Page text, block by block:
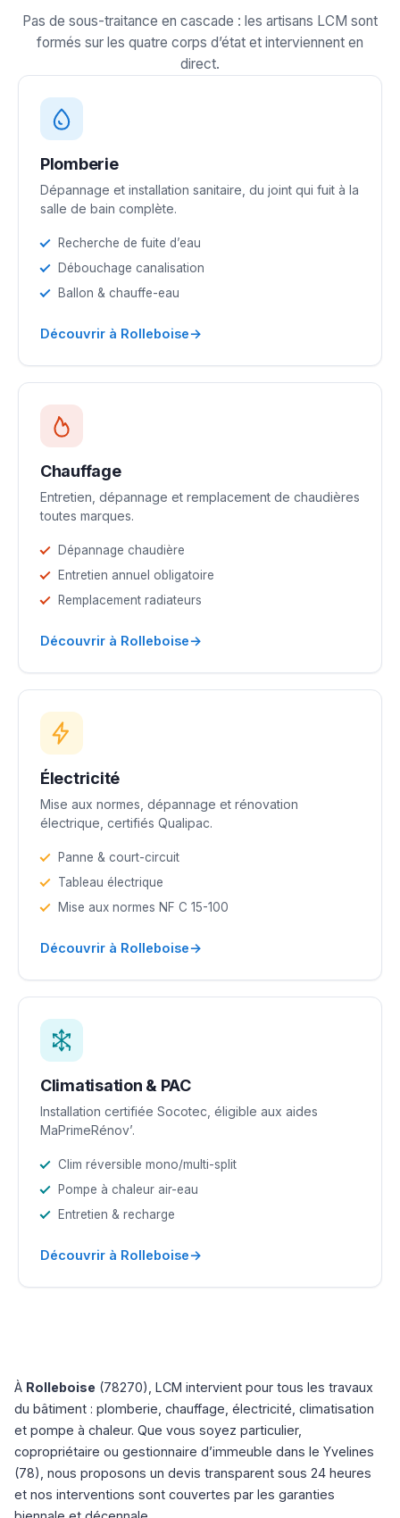
Pas de sous-traitance en cascade : les artisans LCM sont
formés sur les quatre corps d’état et interviennent en
direct.
Plomberie
Dépannage et installation sanitaire, du joint qui fuit à la
salle de bain complète.
Recherche de fuite d’eau
Débouchage canalisation
Ballon & chauffe-eau
Découvrir à Rolleboise→
Chauffage
Entretien, dépannage et remplacement de chaudières
toutes marques.
Dépannage chaudière
Entretien annuel obligatoire
Remplacement radiateurs
Découvrir à Rolleboise→
Électricité
Mise aux normes, dépannage et rénovation
électrique, certifiés Qualipac.
Panne & court-circuit
Tableau électrique
Mise aux normes NF C 15-100
Découvrir à Rolleboise→
Climatisation & PAC
Installation certifiée Socotec, éligible aux aides
MaPrimeRénov’.
Clim réversible mono/multi-split
Pompe à chaleur air-eau
Entretien & recharge
Découvrir à Rolleboise→
À Rolleboise (78270), LCM intervient pour tous les travaux
du bâtiment : plomberie, chauffage, électricité, climatisation
et pompe à chaleur. Que vous soyez particulier,
copropriétaire ou gestionnaire d’immeuble dans le Yvelines
(78), nous proposons un devis transparent sous 24 heures
et nos interventions sont couvertes par les garanties